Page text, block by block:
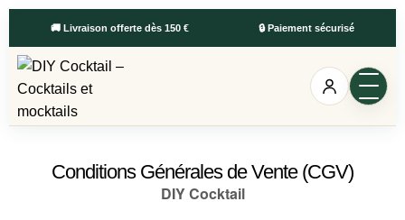
🚚 Livraison offerte dès 150 € 🔒 Paiement sécurisé
Conditions Générales de Vente (CGV)
DIY Cocktail